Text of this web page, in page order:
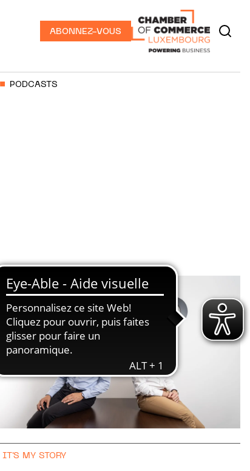
ABONNEZ-VOUS
PODCASTS
IT'S MY STORY